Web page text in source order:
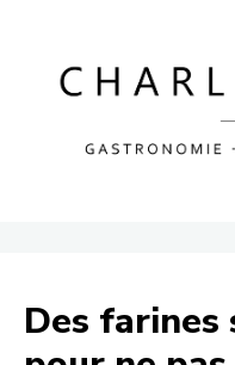
Des farines